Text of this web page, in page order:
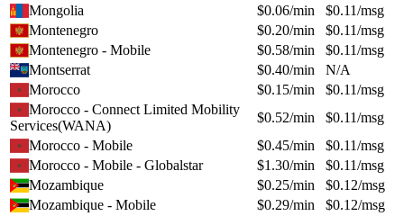
Mongolia
$0.06/min $0.11/msg
Montenegro
$0.20/min $0.11/msg
Montenegro - Mobile
$0.58/min $0.11/msg
Montserrat
$0.40/min
N/A
Morocco
$0.15/min $0.11/msg
Morocco - Connect Limited Mobility
Services(WANA)
$0.52/min $0.11/msg
Morocco - Mobile
$0.45/min $0.11/msg
Morocco - Mobile - Globalstar
$1.30/min $0.11/msg
Mozambique
$0.25/min $0.12/msg
Mozambique - Mobile
$0.29/min $0.12/msg